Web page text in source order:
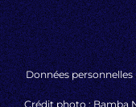
Données personnelles
Crédit photo : Bamba